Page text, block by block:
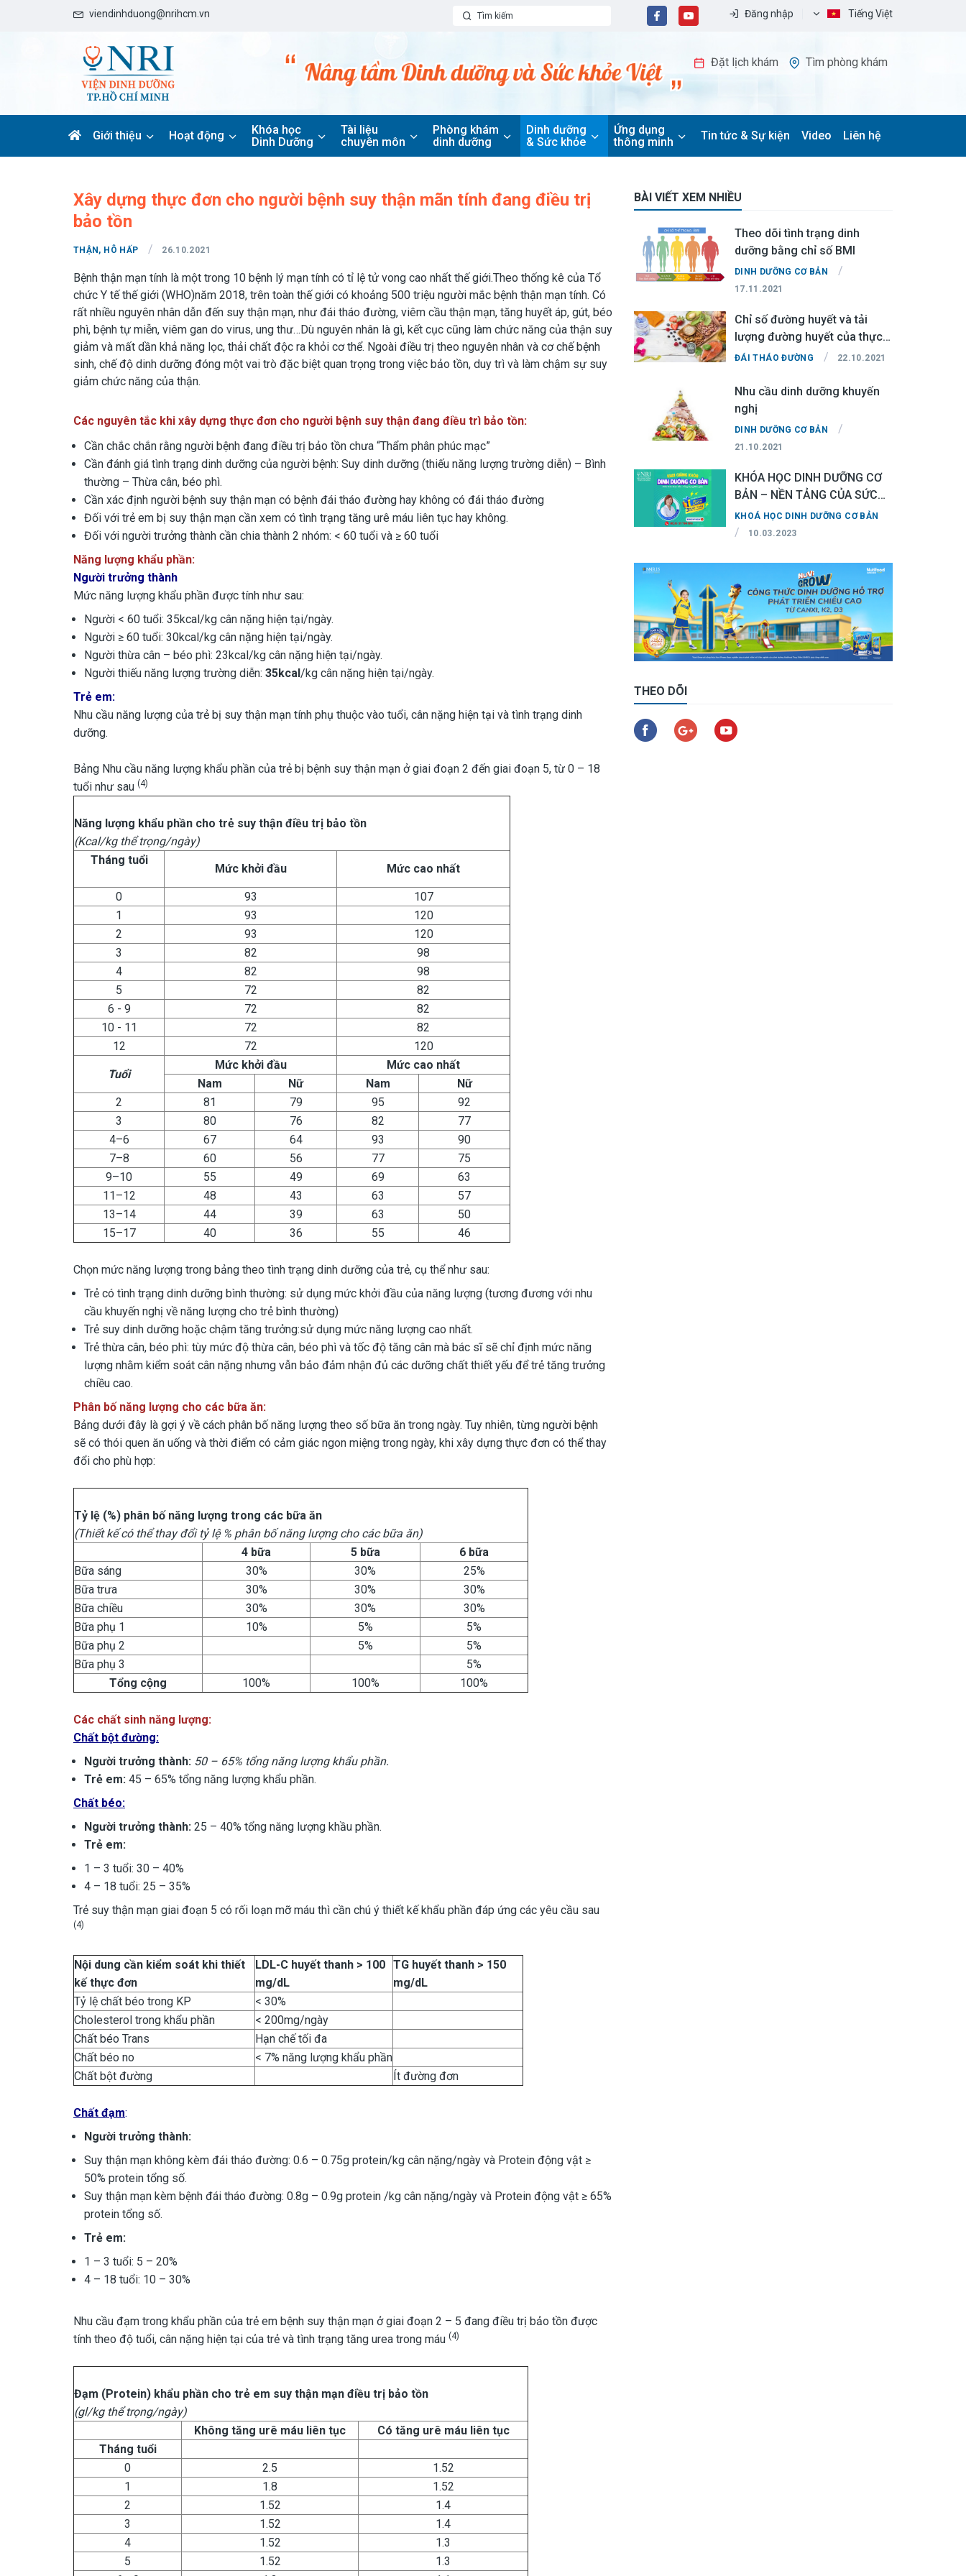
viendinhduong@nrihcm.vn Đăng nhập Tiếng Việt
Đặt lịch khám Tìm phòng khám
Giới thiệu Hoạt động
Khóa học
Dinh Dưỡng
Tài liệu
chuyên môn
Phòng khám
dinh dưỡng
Dinh dưỡng
& Sức khỏe
Ứng dụng
thông minh
Tin tức & Sự kiện Video Liên hệ
Xây dựng thực đơn cho người bệnh suy thận mãn tính đang điều trị
bảo tồn
THẬN, HÔ HẤP / 26.10.2021
Bệnh thận mạn tính là một trong 10 bệnh lý mạn tính có tỉ lệ tử vong cao nhất thế giới.Theo thống kê của Tổ
chức Y tế thế giới (WHO)năm 2018, trên toàn thế giới có khoảng 500 triệu người mắc bệnh thận mạn tính. Có
rất nhiều nguyên nhân dẫn đến suy thận mạn, như đái tháo đường, viêm cầu thận mạn, tăng huyết áp, gút, béo
phì, bệnh tự miễn, viêm gan do virus, ung thư…Dù nguyên nhân là gì, kết cục cũng làm chức năng của thận suy
giảm và mất dần khả năng lọc, thải chất độc ra khỏi cơ thể. Ngoài điều trị theo nguyên nhân và cơ chế bệnh
sinh, chế độ dinh dưỡng đóng một vai trò đặc biệt quan trọng trong việc bảo tồn, duy trì và làm chậm sự suy
giảm chức năng của thận.
Các nguyên tắc khi xây dựng thực đơn cho người bệnh suy thận đang điều trì bảo tồn:
Cần chắc chắn rằng người bệnh đang điều trị bảo tồn chưa “Thẩm phân phúc mạc”
Cần đánh giá tình trạng dinh dưỡng của người bệnh: Suy dinh dưỡng (thiếu năng lượng trường diễn) – Bình
thường – Thừa cân, béo phì.
Cần xác định người bệnh suy thận mạn có bệnh đái tháo đường hay không có đái tháo đường
Đối với trẻ em bị suy thận mạn cần xem có tình trạng tăng urê máu liên tục hay không.
Đối với người trưởng thành cần chia thành 2 nhóm: < 60 tuổi và ≥ 60 tuổi
Năng lượng khẩu phần:
Người trưởng thành
Mức năng lượng khẩu phần được tính như sau:
Người < 60 tuổi: 35kcal/kg cân nặng hiện tại/ngày.
Người ≥ 60 tuổi: 30kcal/kg cân nặng hiện tại/ngày.
Người thừa cân – béo phì: 23kcal/kg cân nặng hiện tại/ngày.
Người thiếu năng lượng trường diễn: 35kcal/kg cân nặng hiện tại/ngày.
Trẻ em:
Nhu cầu năng lượng của trẻ bị suy thận mạn tính phụ thuộc vào tuổi, cân nặng hiện tại và tình trạng dinh
dưỡng.
Bảng Nhu cầu năng lượng khẩu phần của trẻ bị bệnh suy thận mạn ở giai đoạn 2 đến giai đoạn 5, từ 0 – 18
tuổi như sau (4)
Năng lượng khẩu phần cho trẻ suy thận điều trị bảo tồn
(Kcal/kg thể trọng/ngày)
Tháng tuổi
Mức khởi đầu Mức cao nhất
0 93
107
1
93
120
2
93
120
3
82
98
4
82
98
5
72
82
6 - 9
72
82
10 - 11
72
82
12
72 120
Tuổi
Mức khởi đầu
Mức cao nhất
Nam
Nữ Nam
Nữ
2
81 79 95
92
3
80 76 82
77
4–6
67 64 93
90
7–8
60 56 77
75
9–10
55 49 69
63
11–12
48 43 63
57
13–14
44 39 63
50
15–17
40 36 55 46
Chọn mức năng lượng trong bảng theo tình trạng dinh dưỡng của trẻ, cụ thể như sau:
Trẻ có tình trạng dinh dưỡng bình thường: sử dụng mức khởi đầu của năng lượng (tương đương với nhu
cầu khuyến nghị về năng lượng cho trẻ bình thường)
Trẻ suy dinh dưỡng hoặc chậm tăng trưởng:sử dụng mức năng lượng cao nhất.
Trẻ thừa cân, béo phì: tùy mức độ thừa cân, béo phì và tốc độ tăng cân mà bác sĩ sẽ chỉ định mức năng
lượng nhằm kiểm soát cân nặng nhưng vẫn bảo đảm nhận đủ các dưỡng chất thiết yếu để trẻ tăng trưởng
chiều cao.
Phân bố năng lượng cho các bữa ăn:
Bảng dưới đây là gợi ý về cách phân bố năng lượng theo số bữa ăn trong ngày. Tuy nhiên, từng người bệnh
sẽ có thói quen ăn uống và thời điểm có cảm giác ngon miệng trong ngày, khi xây dựng thực đơn có thể thay
đổi cho phù hợp:
Tỷ lệ (%) phân bố năng lượng trong các bữa ăn
(Thiết kế có thể thay đổi tỷ lệ % phân bố năng lượng cho các bữa ăn)
4 bữa
5 bữa
6 bữa
Bữa sáng
30% 30%
25%
Bữa trưa
30% 30%
30%
Bữa chiều
30% 30%
30%
Bữa phụ 1
10% 5%
5%
Bữa phụ 2
5%
5%
Bữa phụ 3
5%
Tổng cộng
100% 100% 100%
Các chất sinh năng lượng:
Chất bột đường:
Người trưởng thành: 50 – 65% tổng năng lượng khẩu phần.
Trẻ em: 45 – 65% tổng năng lượng khẩu phần.
Chất béo:
Người trưởng thành: 25 – 40% tổng năng lượng khầu phần.
Trẻ em:
1 – 3 tuổi: 30 – 40%
4 – 18 tuổi: 25 – 35%
Trẻ suy thận mạn giai đoạn 5 có rối loạn mỡ máu thì cần chú ý thiết kế khẩu phần đáp ứng các yêu cầu sau
(4)
Nội dung cần kiểm soát khi thiết
kế thực đơn
LDL-C huyết thanh > 100
mg/dL
TG huyết thanh > 150
mg/dL
Tỷ lệ chất béo trong KP
< 30%
Cholesterol trong khẩu phần
< 200mg/ngày
Chất béo Trans
Hạn chế tối đa
Chất béo no
< 7% năng lượng khẩu phần
Chất bột đường
Ít đường đơn
Chất đạm:
Người trưởng thành:
Suy thận mạn không kèm đái tháo đường: 0.6 – 0.75g protein/kg cân nặng/ngày và Protein động vật ≥
50% protein tổng số.
Suy thận mạn kèm bệnh đái tháo đường: 0.8g – 0.9g protein /kg cân nặng/ngày và Protein động vật ≥ 65%
protein tổng số.
Trẻ em:
1 – 3 tuổi: 5 – 20%
4 – 18 tuổi: 10 – 30%
Nhu cầu đạm trong khẩu phần của trẻ em bệnh suy thận mạn ở giai đoạn 2 – 5 đang điều trị bảo tồn được
tính theo độ tuổi, cân nặng hiện tại của trẻ và tình trạng tăng urea trong máu (4)
Đạm (Protein) khẩu phần cho trẻ em suy thận mạn điều trị bảo tồn
(gl/kg thể trọng/ngày)
Không tăng urê máu liên tục
Có tăng urê máu liên tục
Tháng tuổi
0
2.5
1.52
1
1.8
1.52
2
1.52
1.4
3
1.52
1.4
4
1.52
1.3
5
1.52
1.3
BÀI VIẾT XEM NHIỀU
Theo dõi tình trạng dinh
dưỡng bằng chỉ số BMI
DINH DƯỠNG CƠ BẢN /
17.11.2021
Chỉ số đường huyết và tải
lượng đường huyết của thực
phẩm
ĐÁI THÁO ĐƯỜNG / 22.10.2021
Nhu cầu dinh dưỡng khuyến
nghị
DINH DƯỠNG CƠ BẢN /
21.10.2021
KHÓA HỌC DINH DƯỠNG CƠ
BẢN – NỀN TẢNG CỦA SỨC
KHỎE
KHOÁ HỌC DINH DƯỠNG CƠ BẢN
/ 10.03.2023
THEO DÕI